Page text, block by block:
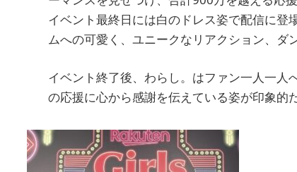
イベント最終日には白のドレス姿で配信に
ムへの可愛く、ユニークなリアクション、ダ
イベント終了後、わらし。はファン一人一人
の応援に心から感謝を伝えている姿が印象的